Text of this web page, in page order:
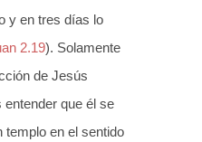
y en tres días lo
2.19). Solamente
de Jesús
entender que él se
templo en el sentido